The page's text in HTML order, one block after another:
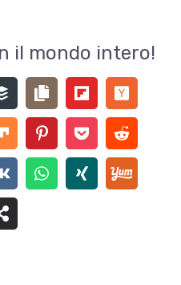
il mondo intero!